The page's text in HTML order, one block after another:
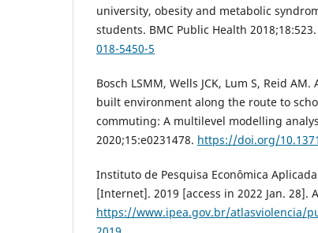
university, obesity and metabolic
students. BMC Public Health 2018;18:523.
018-5450-5
Bosch LSMM, Wells JCK, Lum S, Reid
built environment along the route to
commuting: A multilevel modelling
2020;15:e0231478. https://doi.org/
Instituto de Pesquisa Econômica
[Internet]. 2019 [access in 2022 Jan. 28].
https://www.ipea.gov.br/atlasviolencia/